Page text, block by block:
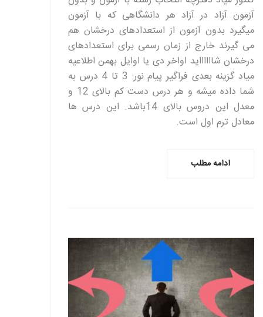
آزمون آزاد در آزاد هر دانشگاهی که با آزمون
میگیرد بدون آزمون از استعدادهای درخشان هم
می گیرند خارج از زمان رسمی برای استعدادهای
درخشان شااااااید اواخر دی یا اوایل بهمن اطلاعیه
میاد گزینه بعدی فراگیر پیام نور: 3 تا 4 درس به
شما داده میشه و هر درس دست کم بالای 12 و
معدل این دروس بالای 14باشد. این درس ها
معادل ترم اول است.
ادامه مطلب